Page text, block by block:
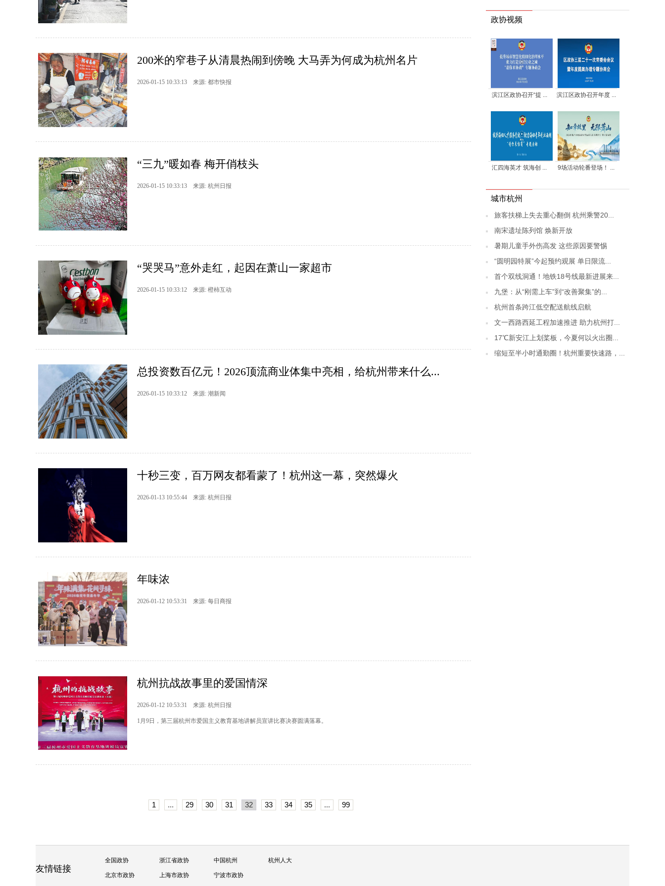
200米的窄巷子从清晨热闹到傍晚 大马弄为何成为杭州名片
2026-01-15 10:33:13 来源: 都市快报
“三九”暖如春 梅开俏枝头
2026-01-15 10:33:13 来源: 杭州日报
“哭哭马”意外走红，起因在萧山一家超市
2026-01-15 10:33:12 来源: 橙柿互动
总投资数百亿元！2026顶流商业体集中亮相，给杭州带来什么...
2026-01-15 10:33:12 来源: 潮新闻
十秒三变，百万网友都看蒙了！杭州这一幕，突然爆火
2026-01-13 10:55:44 来源: 杭州日报
年味浓
2026-01-12 10:53:31 来源: 每日商报
杭州抗战故事里的爱国情深
2026-01-12 10:53:31 来源: 杭州日报
1月9日，第三届杭州市爱国主义教育基地讲解员宣讲比赛决赛圆满落幕。
1 ... 29 30 31 32 33 34 35 ... 99
政协视频
滨江区政协召开“提 ... 滨江区政协召开年度 ...
汇四海英才 筑海创 ... 9场活动轮番登场！ ...
城市杭州
旅客扶梯上失去重心翻倒 杭州乘警20...
南宋遗址陈列馆 焕新开放
暑期儿童手外伤高发 这些原因要警惕
“圆明园特展”今起预约观展 单日限流...
首个双线洞通！地铁18号线最新进展来...
九堡：从“刚需上车”到“改善聚集”的...
杭州首条跨江低空配送航线启航
文一西路西延工程加速推进 助力杭州打...
17℃新安江上划桨板，今夏何以火出圈...
缩短至半小时通勤圈！杭州重要快速路，...
友情链接
全国政协 浙江省政协 中国杭州 杭州人大
北京市政协 上海市政协 宁波市政协